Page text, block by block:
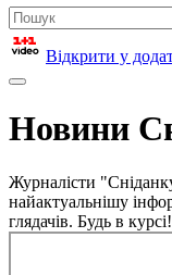
Відкрити у
Новини
Журналісти
найактуальнішу
глядачів. Будь в курсі!